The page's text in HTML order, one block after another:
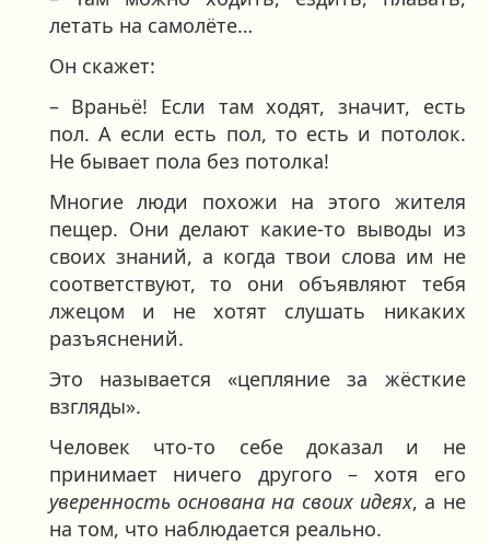
летать на самолёте…
Он скажет:
– Враньё! Если там ходят, значит, есть
пол. А если есть пол, то есть и потолок.
Не бывает пола без потолка!
Многие люди похожи на этого жителя
пещер. Они делают какие-то выводы из
своих знаний, а когда твои слова им не
соответствуют, то они объявляют тебя
лжецом и не хотят слушать никаких
разъяснений.
Это называется «цепляние за жёсткие
взгляды».
Человек что-то себе доказал и не
принимает ничего другого – хотя его
уверенность основана на своих идеях, а не
на том, что наблюдается реально.